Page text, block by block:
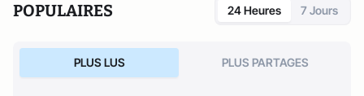
POPULAIRES 24 Heures 7 Jours
PLUS LUS PLUS PARTAGES